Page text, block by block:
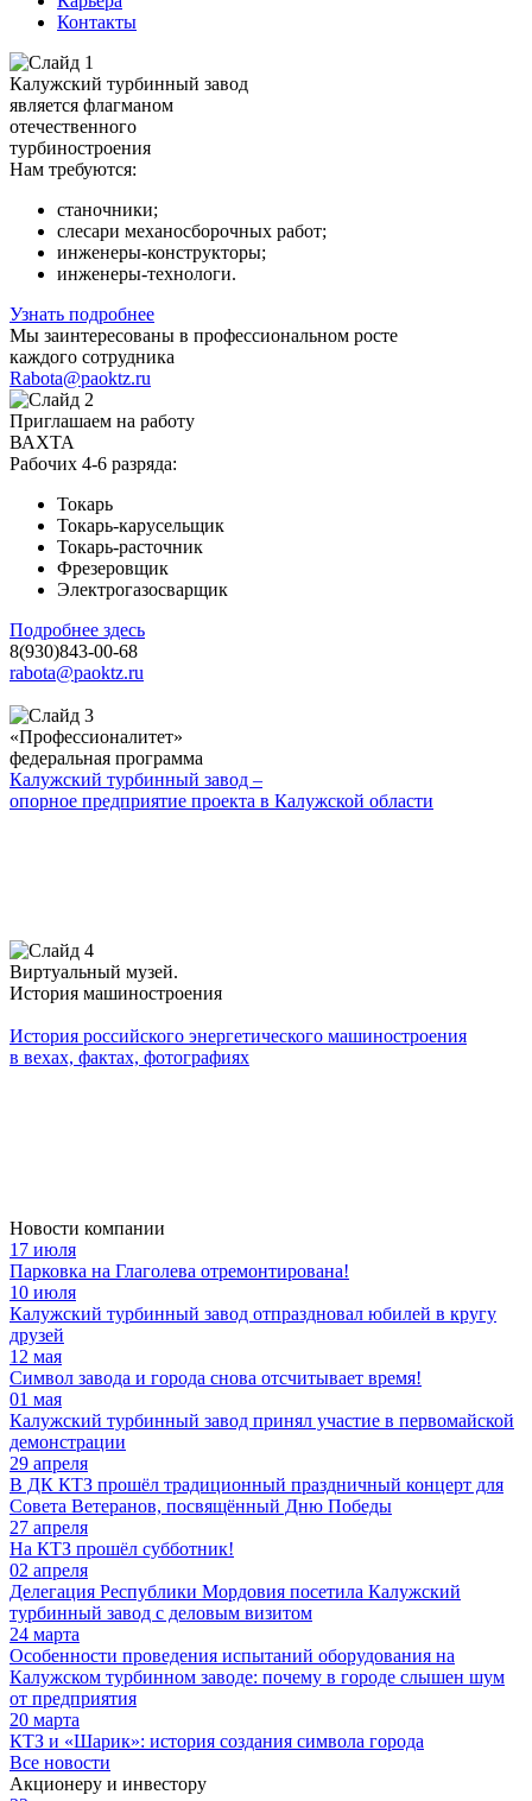
Контакты
Калужский турбинный завод
является флагманом
отечественного
турбиностроения
Нам требуются:
станочники;
слесари механосборочных работ;
инженеры-конструкторы;
инженеры-технологи.
Узнать подробнее
Мы заинтересованы в профессиональном росте
каждого сотрудника
Rabota@paoktz.ru
Приглашаем на работу
ВАХТА
Рабочих 4-6 разряда:
Токарь
Токарь-карусельщик
Токарь-расточник
Фрезеровщик
Электрогазосварщик
Подробнее здесь
8(930)843-00-68
rabota@paoktz.ru
«Профессионалитет»
федеральная программа
Калужский турбинный завод –
опорное предприятие проекта в Калужской области
Виртуальный музей.
История машиностроения
История российского энергетического машиностроения
в вехах, фактах, фотографиях
Новости компании
17 июля
Парковка на Глаголева отремонтирована!
10 июля
Калужский турбинный завод отпраздновал юбилей в кругу
друзей
12 мая
Символ завода и города снова отсчитывает время!
01 мая
Калужский турбинный завод принял участие в первомайской
демонстрации
29 апреля
В ДК КТЗ прошёл традиционный праздничный концерт для
Совета Ветеранов, посвящённый Дню Победы
27 апреля
На КТЗ прошёл субботник!
02 апреля
Делегация Республики Мордовия посетила Калужский
турбинный завод с деловым визитом
24 марта
Особенности проведения испытаний оборудования на
Калужском турбинном заводе: почему в городе слышен шум
от предприятия
20 марта
КТЗ и «Шарик»: история создания символа города
Все новости
Акционеру и инвестору